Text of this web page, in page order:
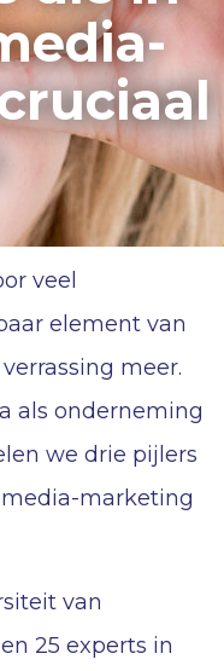
veel
element van
meer.
als onderneming
we drie pijlers
marketing
van
25 experts in